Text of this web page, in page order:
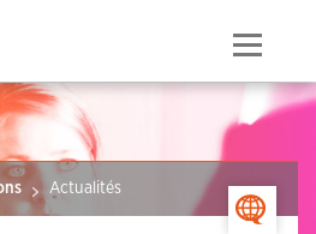
Menu
Actualités